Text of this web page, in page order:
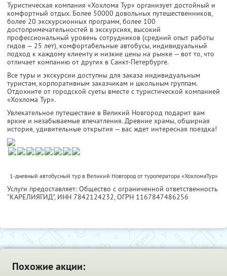
Туристическая компания «Хохлома Тур» организует достойный и
комфортный отдых. Более 50000 довольных путешественников,
более 20 экскурсионных программ, более 100
достопримечательностей в экскурсиях, высокий
профессиональный уровень сотрудников (средний опыт работы
гидов — 25 лет), комфортабельные автобусы, индивидуальный
подход к каждому клиенту и низкие цены на рынке — вот то, что
отличает компанию от других в Санкт-Петербурге.
Все туры и экскурсии доступны для заказа индивидуальным
туристам, корпоративным заказчикам и школьным группам.
Отдохните от городской суеты вместе с туристической компанией
«Хохлома Тур».
Увлекательное путешествие в Великий Новгород подарит вам
яркие и незабываемые впечатления. Древние храмы, обширная
история, удивительные открытия — вас ждет интересная поездка!
1-дневный автобусный тур в Великий Новгород от туроператора «ХохломаТур»
Услуги предоставляет: Общество с ограниченной ответственность
"КАРЕЛИЯГИД", ИНН 7842124232, ОГРН 1167847486256
Похожие акции: